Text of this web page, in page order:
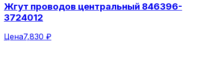
Жгут проводов центральный 846396-
3724012
Цена7,830 ₽